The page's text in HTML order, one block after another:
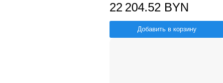
22 204.52 BYN
Добавить в корзину